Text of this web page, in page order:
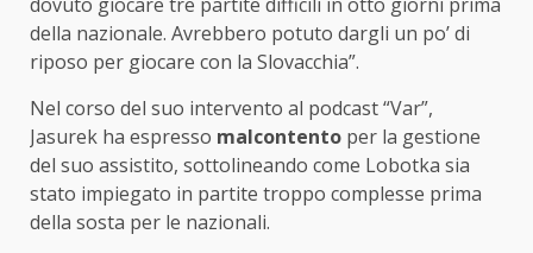
della nazionale. Avrebbero potuto dargli un po’ di
riposo per giocare con la Slovacchia”.
Nel corso del suo intervento al podcast “Var”,
Jasurek ha espresso malcontento per la gestione
del suo assistito, sottolineando come Lobotka sia
stato impiegato in partite troppo complesse prima
della sosta per le nazionali.